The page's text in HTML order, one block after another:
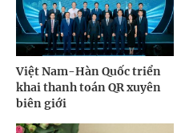
Việt Nam-Hàn Quốc triển
khai thanh toán QR xuyên
biên giới